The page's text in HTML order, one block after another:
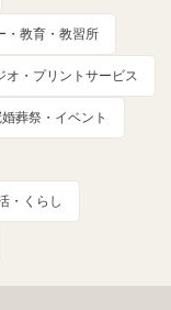
・教育・教習所
オ・プリントサービス
葬祭・イベント
・くらし